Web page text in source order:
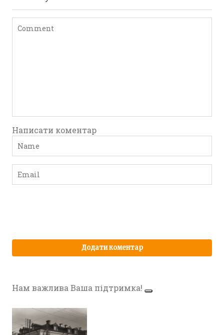
Написати коментар
Нам важлива Ваша підтримка!